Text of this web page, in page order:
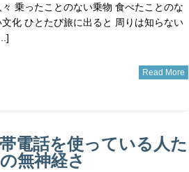
々 乗ったことのない乗物 食べたことのな
化 ひとたび旅に出ると 周りは知らない
Read More
電話を使っている人た
無神経さ